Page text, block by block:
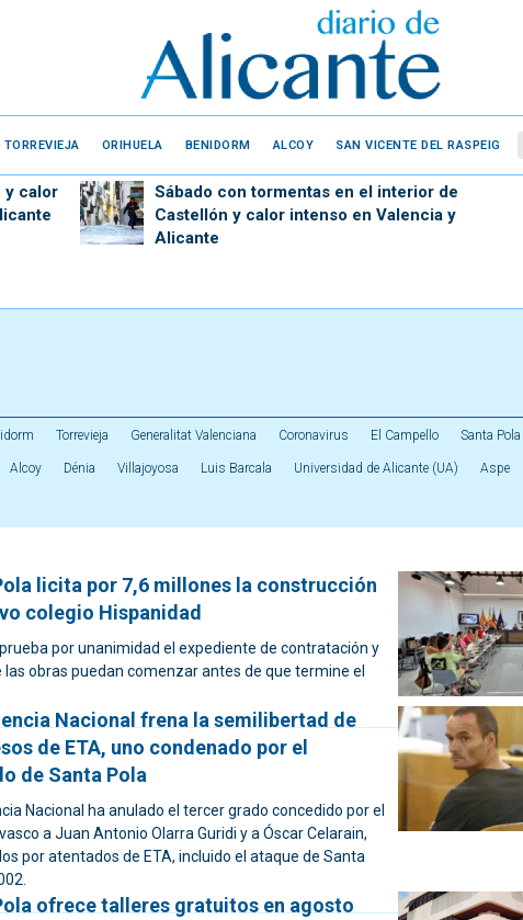
TORREVIEJA ORIHUELA BENIDORM ALCOY SAN VICENTE DEL RASPEIG
y calor
Sábado con tormentas en el interior de
Castellón y calor intenso en Valencia y
Alicante
Torrevieja Generalitat Valenciana Coronavirus El Campello Santa Pola
Alcoy Dénia Villajoyosa Luis Barcala Universidad de Alicante (UA) Aspe
licita por 7,6 millones la construcción
colegio Hispanidad
por unanimidad el expediente de contratación y
las obras puedan comenzar antes de que termine el
Nacional frena la semilibertad de
de ETA, uno condenado por el
de Santa Pola
Nacional ha anulado el tercer grado concedido por el
a Juan Antonio Olarra Guridi y a Óscar Celarain,
por atentados de ETA, incluido el ataque de Santa
ofrece talleres gratuitos en agosto